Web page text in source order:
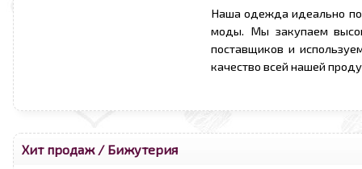
Наша одежда идеально
моды. Мы закупаем
поставщиков и
качество всей нашей
Хит продаж/ Бижутерия